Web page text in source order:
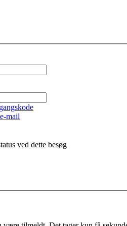
mail
ved dette besøg